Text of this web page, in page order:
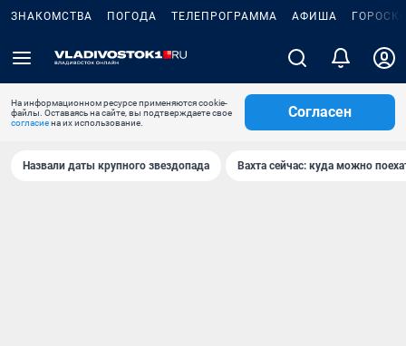
ЗНАКОМСТВА ПОГОДА ТЕЛЕПРОГРАММА АФИША
На информационном ресурсе применяются cookie-
файлы. Оставаясь на сайте, вы подтверждаете свое
согласиена их использование.
Согласен
Назвали даты крупного звездопада Вахта сейчас: куда можно